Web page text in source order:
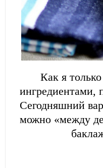
Как я
ингредиентами,
Сегодняшний
можно «между